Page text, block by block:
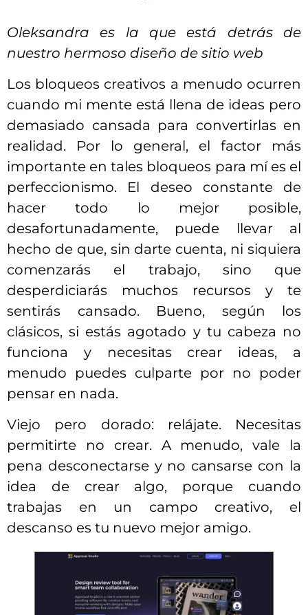
Oleksandra es la que está detrás de
nuestro hermoso diseño de sitio web
Los bloqueos creativos a menudo ocurren
cuando mi mente está llena de ideas pero
demasiado cansada para convertirlas en
realidad. Por lo general, el factor más
importante en tales bloqueos para mí es el
perfeccionismo. El deseo constante de
hacer todo lo mejor posible,
desafortunadamente, puede llevar al
hecho de que, sin darte cuenta, ni siquiera
comenzarás el trabajo, sino que
desperdiciarás muchos recursos y te
sentirás cansado. Bueno, según los
clásicos, si estás agotado y tu cabeza no
funciona y necesitas crear ideas, a
menudo puedes culparte por no poder
pensar en nada.
Viejo pero dorado: relájate. Necesitas
permitirte no crear. A menudo, vale la
pena desconectarse y no cansarse con la
idea de crear algo, porque cuando
trabajas en un campo creativo, el
descanso es tu nuevo mejor amigo.